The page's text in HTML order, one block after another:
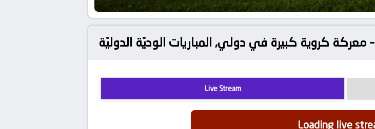
كروية كبيرة في دولي, المباريات الوديّة الدوليّة
Live Stream
Loading live